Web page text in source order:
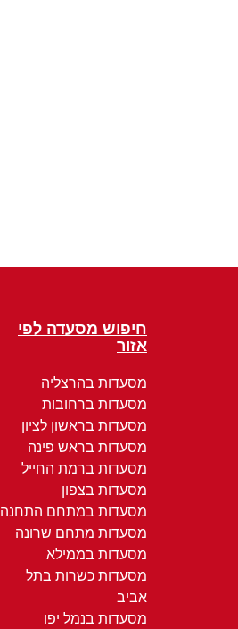
חיפוש מסעדה לפי
אזור
מסעדות בהרצליה
מסעדות ברחובות
מסעדות בראשון לציון
מסעדות בראש פינה
מסעדות ברמת החייל
מסעדות בצפון
מסעדות במתחם התחנה
מסעדות מתחם שרונה
מסעדות בממילא
מסעדות כשרות בתל
אביב
מסעדות בנמל יפו